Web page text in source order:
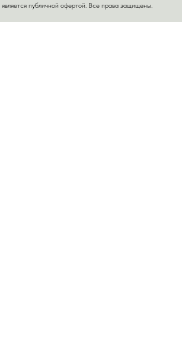
публичной офертой. Все права защищены.